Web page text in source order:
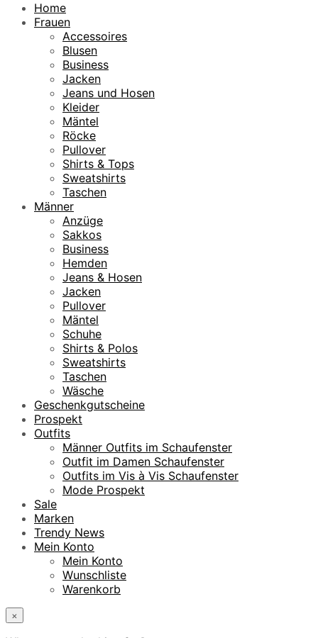
Home
Frauen
Accessoires
Blusen
Business
Jacken
Jeans und Hosen
Kleider
Mäntel
Röcke
Pullover
Shirts & Tops
Sweatshirts
Taschen
Männer
Anzüge
Sakkos
Business
Hemden
Jeans & Hosen
Jacken
Pullover
Mäntel
Schuhe
Shirts & Polos
Sweatshirts
Taschen
Wäsche
Geschenkgutscheine
Prospekt
Outfits
Männer Outfits im Schaufenster
Outfit im Damen Schaufenster
Outfits im Vis à Vis Schaufenster
Mode Prospekt
Sale
Marken
Trendy News
Mein Konto
Mein Konto
Wunschliste
Warenkorb
×